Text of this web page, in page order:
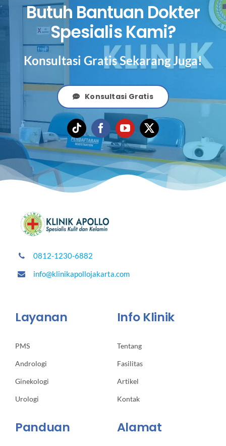
Butuh Bantuan Dokter
Spesialis Kami?
Konsultasi Gratis Sekarang Juga!
Konsultasi Gratis
0812-1230-6882
info@klinikapollojakarta.com
Layanan
PMS
Andrologi
Ginekologi
Urologi
Info Klinik
Tentang
Fasilitas
Artikel
Kontak
Panduan Alamat